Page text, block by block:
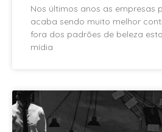
Nos últimos anos as empresas
acaba sendo muito melhor
fora dos padrões de beleza
mídia